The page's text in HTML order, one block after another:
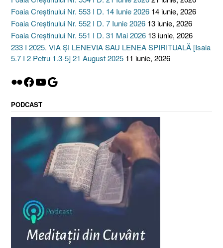
Foaia Creștinului Nr. 553 I D. 14 Iunie 2026 14 iunie, 2026
Foaia Creștinului Nr. 552 I D. 7 Iunie 2026 13 iunie, 2026
Foaia Creștinului Nr. 551 I D. 31 Mai 2026 13 iunie, 2026
233 I 2025. VIA ȘI LENEVIA SAU LENEA SPIRITUALĂ [Isaia
5.7 I 2 Petru 1.3-5] 21 August 2025 11 iunie, 2026
Flickr
Facebook
YouTube
Google
PODCAST